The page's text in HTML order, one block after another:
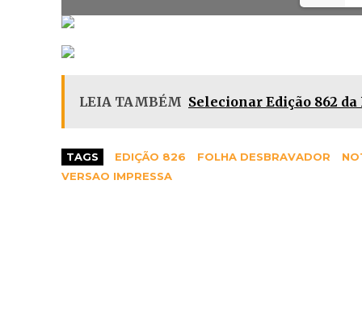
LEIA TAMBÉM Selecionar Edição 862
TAGS EDIÇÃO 826 FOLHA DESBRAVADOR
VERSAO IMPRESSA